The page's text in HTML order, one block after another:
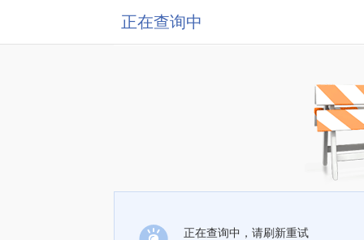
正在查询中
正在查询中，请刷新重试